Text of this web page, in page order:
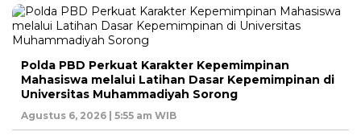
Polda PBD Perkuat Karakter Kepemimpinan
Mahasiswa melalui Latihan Dasar Kepemimpinan di
Universitas Muhammadiyah Sorong
Agustus 6, 2026 | 5:55 am WIB